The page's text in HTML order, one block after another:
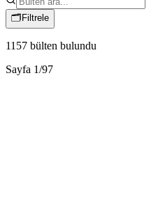
🗂 Filtrele
1157 bülten bulundu
Sayfa 1/97